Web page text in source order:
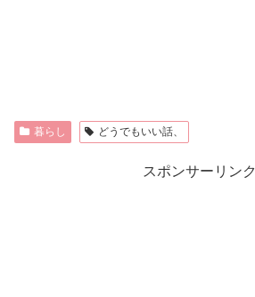
暮らし どうでもいい話、
スポンサーリンク